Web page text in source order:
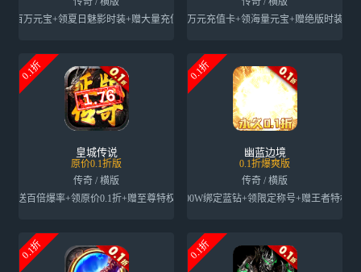
送百万元宝+领夏日魅影时装+赠大量充值卡送万元充值卡+领海量元宝+赠绝版时装套
0.1折
皇城传说
原价0.1折版
传奇 / 横版
送百倍爆率+领原价0.1折+赠至尊特权
0.1折
幽蓝边境
0.1折爆爽版
传奇 / 横版
送500W绑定蓝钻+领限定称号+赠王者特权卡
0.1折 0.1折